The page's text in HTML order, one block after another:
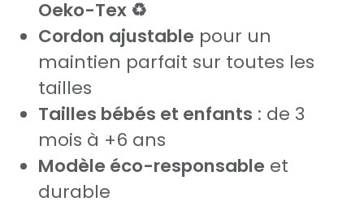
Oeko-Tex ♻️
Cordon ajustable pour un
maintien parfait sur toutes les
tailles
Tailles bébés et enfants : de 3
mois à +6 ans
Modèle éco-responsable et
durable